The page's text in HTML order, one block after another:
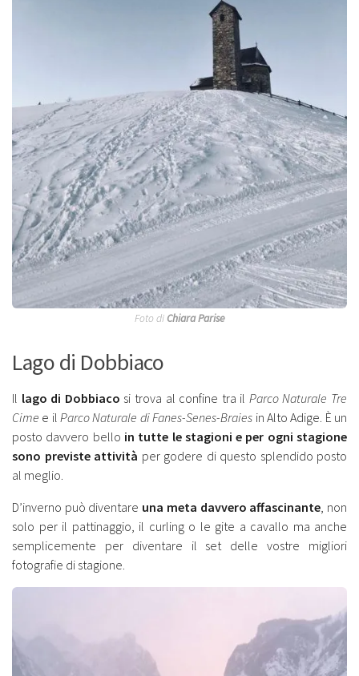
Foto di Chiara Parise
Lago di Dobbiaco
Il lago di Dobbiaco si trova al confine tra il Parco Naturale Tre
Cime e ilParco Naturale di Fanes-Senes-Braies in Alto Adige. È un
posto davvero bello in tutte le stagioni e per ogni stagione
sono previste attività per godere di questo splendido posto
al meglio.
D’inverno può diventare una meta davvero affascinante, non
solo per il pattinaggio, il curling o le gite a cavallo ma anche
semplicemente per diventare il set delle vostre migliori
fotografie di stagione.